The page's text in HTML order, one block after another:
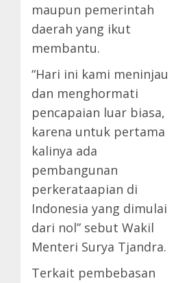
maupun pemerintah
daerah yang ikut
membantu.
“Hari ini kami meninjau
dan menghormati
pencapaian luar biasa,
karena untuk pertama
kalinya ada
pembangunan
perkerataapian di
Indonesia yang dimulai
dari nol” sebut Wakil
Menteri Surya Tjandra.
Terkait pembebasan